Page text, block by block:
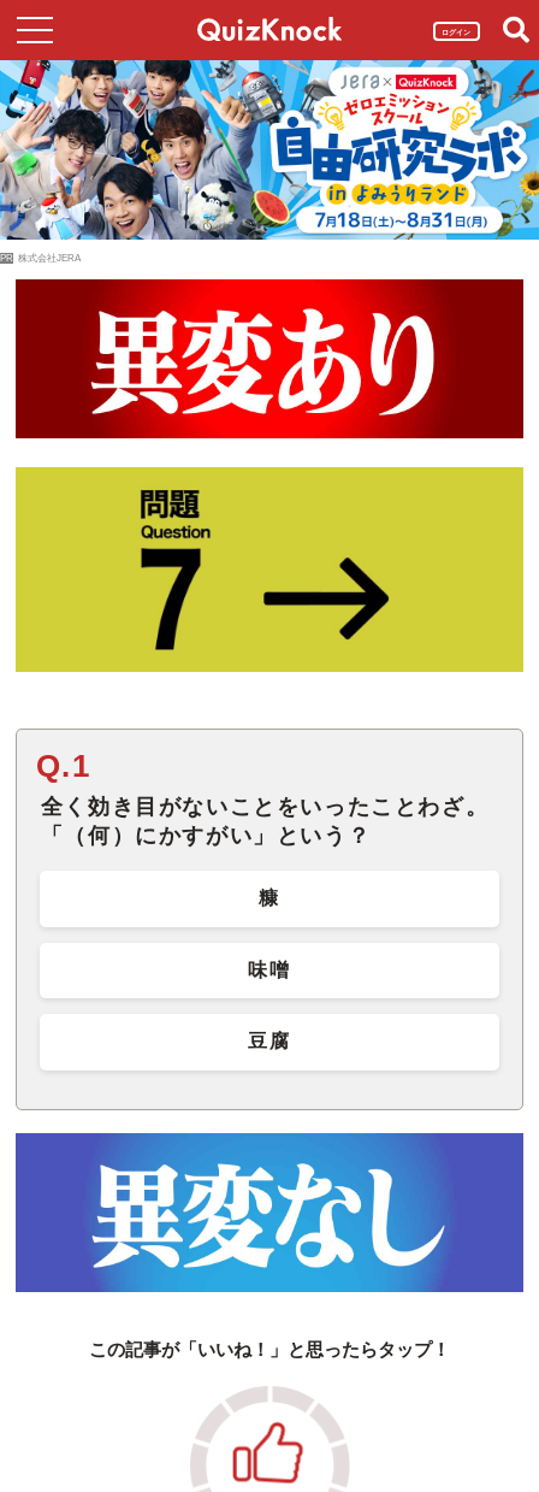
ログイン
PR 株式会社JERA
Q.1
全く効き目がないことをいったことわざ。
「（何）にかすがい」という？
糠
味噌
豆腐
この記事が「いいね！」と思ったらタップ！